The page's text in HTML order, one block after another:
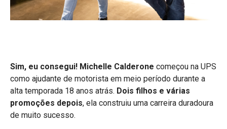
Sim, eu consegui! Michelle Calderone começou na UPS
como ajudante de motorista em meio período durante a
alta temporada 18 anos atrás. Dois filhos e várias
promoções depois, ela construiu uma carreira duradoura
de muito sucesso.